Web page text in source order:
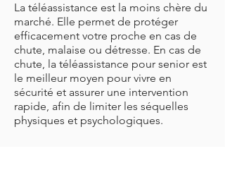
La téléassistance est la moins chère du
marché. Elle permet de protéger
efficacement votre proche en cas de
chute, malaise ou détresse. En cas de
chute, la téléassistance pour senior est
le meilleur moyen pour vivre en
sécurité et assurer une intervention
rapide, afin de limiter les séquelles
physiques et psychologiques.